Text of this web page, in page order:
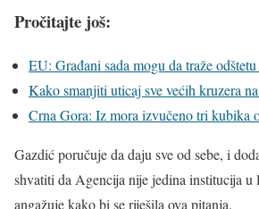
Pročitajte još:
EU: Građani sada mogu da traže
Kako smanjiti uticaj sve većih kruzera
Crna Gora: Iz mora izvučeno tri kubika
Gazdić poručuje da daju sve od sebe, i
shvatiti da Agencija nije jedina institucija u
angažuje kako bi se riješila ova pitanja.